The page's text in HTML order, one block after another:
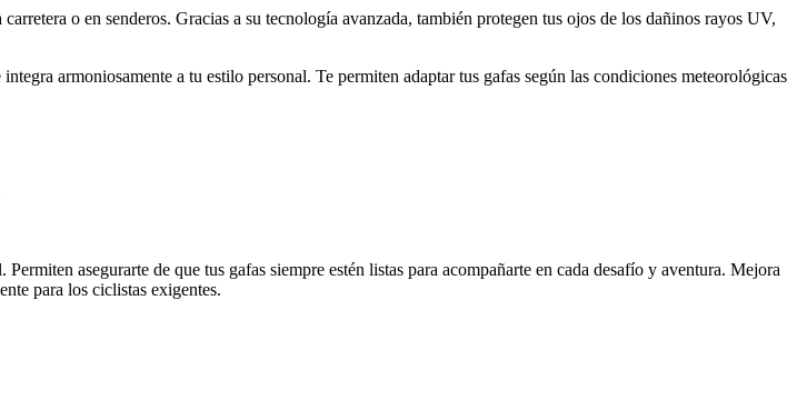
o en senderos. Gracias a su tecnología avanzada, también protegen tus ojos de los dañinos rayos UV,
armoniosamente a tu estilo personal. Te permiten adaptar tus gafas según las condiciones meteorológicas
asegurarte de que tus gafas siempre estén listas para acompañarte en cada desafío y aventura. Mejora
para los ciclistas exigentes.